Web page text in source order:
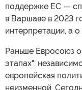
поддержке ЕС —
в Варшаве в 2023
интерпретации, а
Раньше Евросоюз
этапах":
европейская
неизменной.